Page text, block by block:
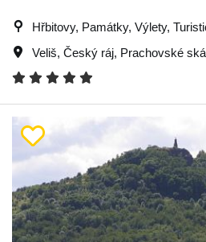
Hřbitovy, Památky, Výlety,
Veliš, Český ráj, Prachovské